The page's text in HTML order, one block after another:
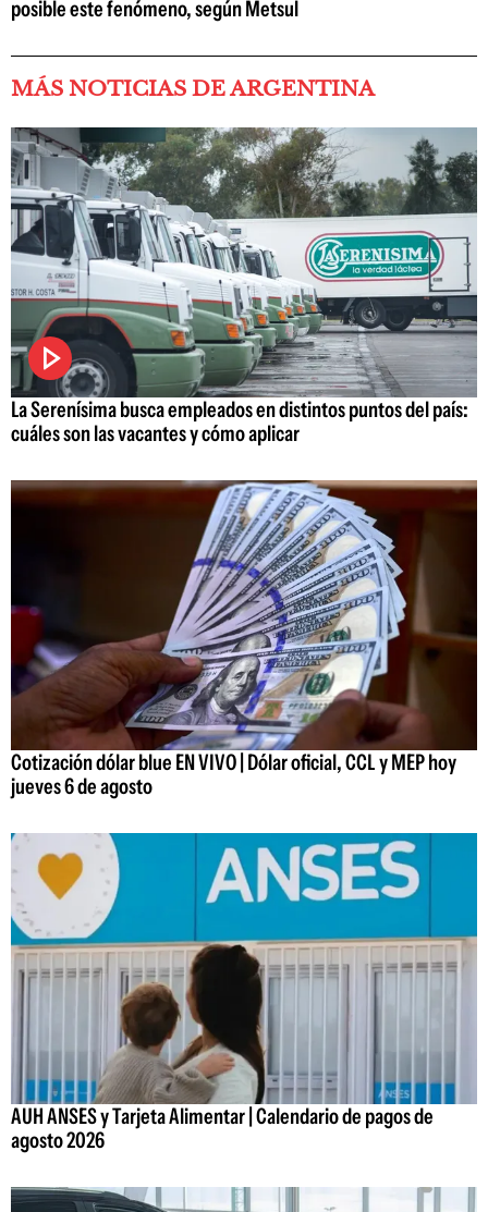
posible este fenómeno, según Metsul
MÁS NOTICIAS DE ARGENTINA
La Serenísima busca empleados en distintos puntos del país:
cuáles son las vacantes y cómo aplicar
Cotización dólar blue EN VIVO | Dólar oficial, CCL y MEP hoy
jueves 6 de agosto
AUH ANSES y Tarjeta Alimentar | Calendario de pagos de
agosto 2026